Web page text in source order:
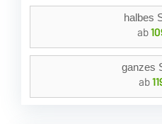
halbes
ab
ganzes
ab